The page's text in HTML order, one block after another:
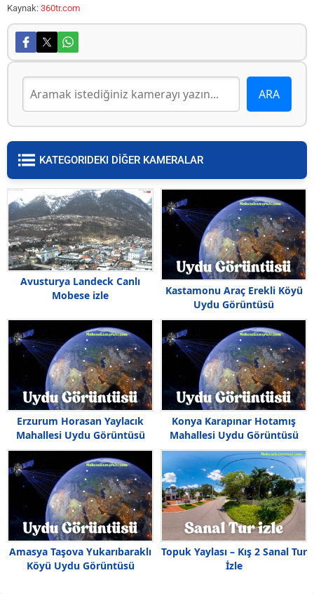
Kaynak: 360tr.com
KATEGORIDEKI DİĞER KAMERALAR
Avusturya Landeck Canlı
Mobese izle
Kastamonu Araç Erekli Köyü
Uydu Görüntüsü
Erzurum Horasan Yaylacık
Mahallesi Uydu Görüntüsü
Haritası
Konya Karapınar Hotamış
Mahallesi Uydu Görüntüsü
Haritası
Amasya Taşova Yukarıbaraklı
Köyü Uydu Görüntüsü
Topuk Yaylası – Kış 2 Sanal Tur
İzle